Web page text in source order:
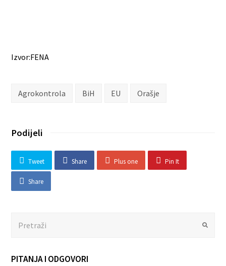
Izvor:FENA
Agrokontrola BiH EU Orašje
Podijeli
Tweet Share Plus one Pin It
Share
PITANJA I ODGOVORI